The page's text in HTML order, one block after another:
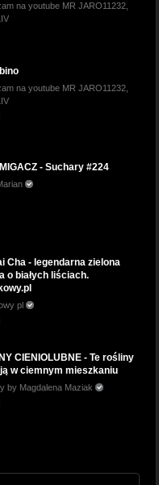
na youtube MR JARO11232,
na youtube MR JARO11232,
- Suchary #224
Cha - legendarna zielona
o białych liściach.
pl
CIENIOLUBNE - Te rośliny
w ciemnym mieszkaniu
by Magdalena Maziak